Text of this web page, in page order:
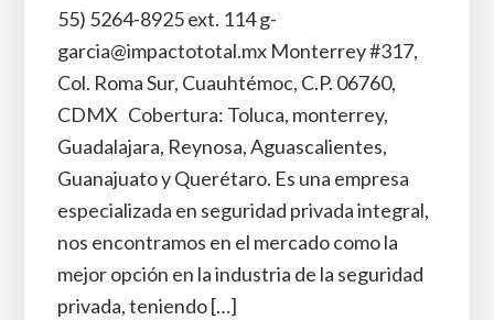
55) 5264-8925 ext. 114 g-
garcia@impactototal.mx Monterrey #317,
Col. Roma Sur, Cuauhtémoc, C.P. 06760,
CDMX Cobertura: Toluca, monterrey,
Guadalajara, Reynosa, Aguascalientes,
Guanajuato y Querétaro. Es una empresa
especializada en seguridad privada integral,
nos encontramos en el mercado como la
mejor opción en la industria de la seguridad
privada, teniendo […]